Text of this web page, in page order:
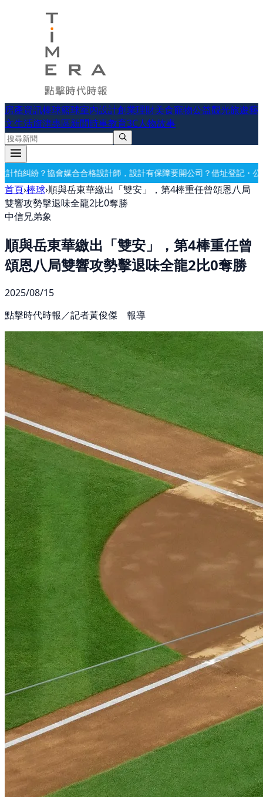
房產資訊棒球籃球室內設計創業理財美食寵物公益觀光旅遊藝
文生活旗津專區新聞時事教育3C人物故事
，設計有保障要開公司？借址登記・公司設立・工商登記一次辦好記帳
首頁›棒球›順與岳東華繳出「雙安」，第4棒重任曾頌恩八局
雙響攻勢擊退味全龍2比0奪勝
中信兄弟象
順與岳東華繳出「雙安」，第4棒重任曾
頌恩八局雙響攻勢擊退味全龍2比0奪勝
2025/08/15
點擊時代時報／記者黃俊傑 報導